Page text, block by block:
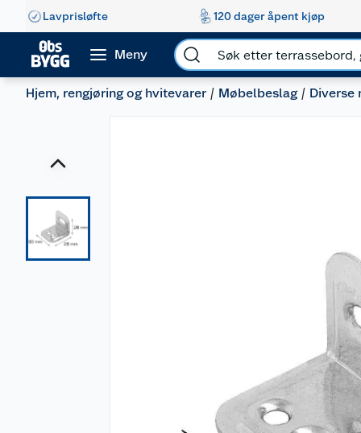
Lavprisløfte 120 dager åpent kjøp
Meny
Hjem, rengjøring og hvitevarer Møbelbeslag Diverse